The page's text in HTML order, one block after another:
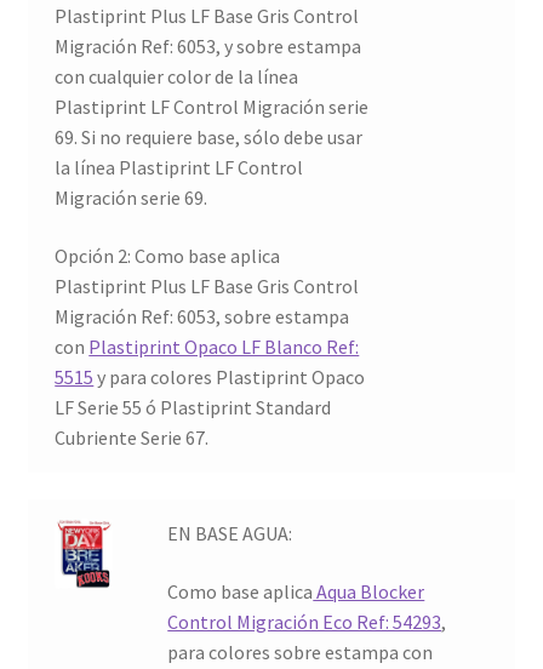
Plastiprint Plus LF Base Gris Control
Migración Ref: 6053, y sobre estampa
con cualquier color de la línea
Plastiprint LF Control Migración serie
69. Si no requiere base, sólo debe usar
la línea Plastiprint LF Control
Migración serie 69.
Opción 2: Como base aplica
Plastiprint Plus LF Base Gris Control
Migración Ref: 6053, sobre estampa
con Plastiprint Opaco LF Blanco Ref:
5515 y para colores Plastiprint Opaco
LF Serie 55 ó Plastiprint Standard
Cubriente Serie 67.
EN BASE AGUA:
Como base aplica Aqua Blocker
Control Migración Eco Ref: 54293,
para colores sobre estampa con